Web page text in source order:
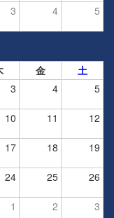
3 4 5
金
土
3 4 5
10 11 12
17 18 19
24 25 26
1 2 3